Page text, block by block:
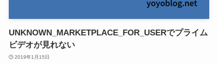
UNKNOWN_MARKETPLACE_FOR_USERでプライム
ビデオが見れない
2019年1月15日